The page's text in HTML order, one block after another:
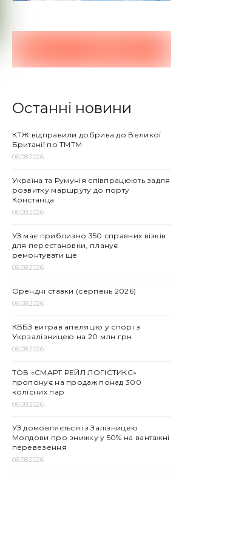
Останні новини
КТЖ відправили добрива до Великої
Британії по ТМТМ
06.08.2026
Україна та Румунія співпрацюють задля
розвитку маршруту до порту
Констанца
06.08.2026
УЗ має приблизно 350 справних візків
для перестановки, планує
ремонтувати ще
06.08.2026
Орендні ставки (серпень 2026)
06.08.2026
КВБЗ виграв апеляцію у спорі з
Укрзалізницею на 20 млн грн
06.08.2026
ТОВ «СМАРТ РЕЙЛ ЛОГІСТИКС»
пропонує на продаж понад 300
колісних пар
06.08.2026
УЗ домовляється із Залізницею
Молдови про знижку у 50% на вантажні
перевезення
06.08.2026